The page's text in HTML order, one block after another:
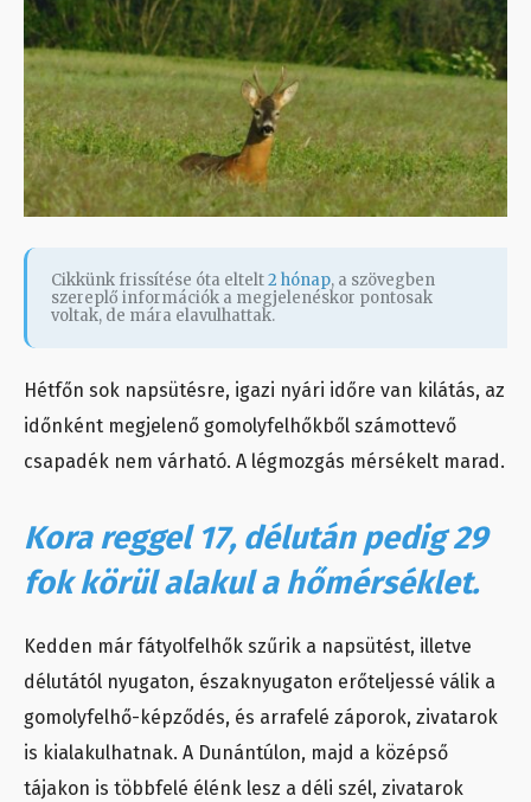
Cikkünk frissítése óta eltelt2 hónap, a szövegben
szereplő információk a megjelenéskor pontosak
voltak, de mára elavulhattak.
Hétfőn sok napsütésre, igazi nyári időre van kilátás, az
időnként megjelenő gomolyfelhőkből számottevő
csapadék nem várható. A légmozgás mérsékelt marad.
Kora reggel 17, délután pedig 29
fok körül alakul a hőmérséklet.
Kedden már fátyolfelhők szűrik a napsütést, illetve
délutától nyugaton, északnyugaton erőteljessé válik a
gomolyfelhő-képződés, és arrafelé záporok, zivatarok
is kialakulhatnak. A Dunántúlon, majd a középső
tájakon is többfelé élénk lesz a déli szél, zivatarok